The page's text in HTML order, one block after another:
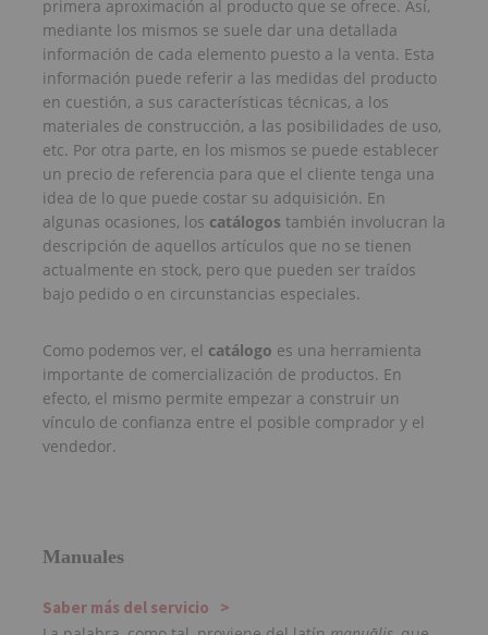
primera aproximación al producto que se ofrece. Así,
mediante los mismos se suele dar una detallada
información de cada elemento puesto a la venta. Esta
información puede referir a las medidas del producto
en cuestión, a sus características técnicas, a los
materiales de construcción, a las posibilidades de uso,
etc. Por otra parte, en los mismos se puede establecer
un precio de referencia para que el cliente tenga una
idea de lo que puede costar su adquisición. En
algunas ocasiones, los catálogos también involucran la
descripción de aquellos artículos que no se tienen
actualmente en stock, pero que pueden ser traídos
bajo pedido o en circunstancias especiales.
Como podemos ver, el catálogo es una herramienta
importante de comercialización de productos. En
efecto, el mismo permite empezar a construir un
vínculo de confianza entre el posible comprador y el
vendedor.
Manuales
Saber más del servicio